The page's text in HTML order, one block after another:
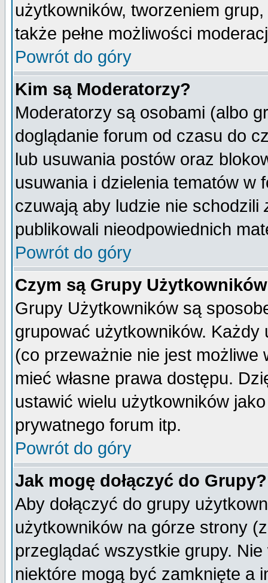
użytkowników, tworzeniem
także pełne możliwości
Powrót do góry
Kim są Moderatorzy?
Moderatorzy są osobami (albo
doglądanie forum od czasu do
lub usuwania postów oraz
usuwania i dzielenia tematów w
czuwają aby ludzie nie schodzili
publikowali nieodpowiednich
Powrót do góry
Czym są Grupy
Grupy Użytkowników są
grupować użytkowników.
(co przeważnie nie jest
mieć własne prawa dostępu.
ustawić wielu użytkowników
prywatnego forum itp.
Powrót do góry
Jak mogę dołączyć do Grupy?
Aby dołączyć do grupy
użytkowników na górze strony
przeglądać wszystkie grupy.
niektóre mogą być zamknięte a